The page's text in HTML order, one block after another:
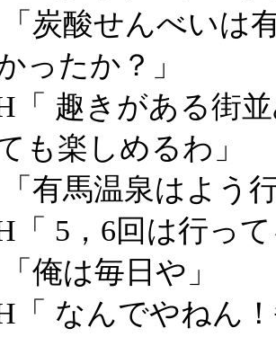
炭酸せんべいは
ったか？」
趣きがある街
も楽しめるわ」
有馬温泉はよう
5，6回は行っ
俺は毎日や」
なんでやねん